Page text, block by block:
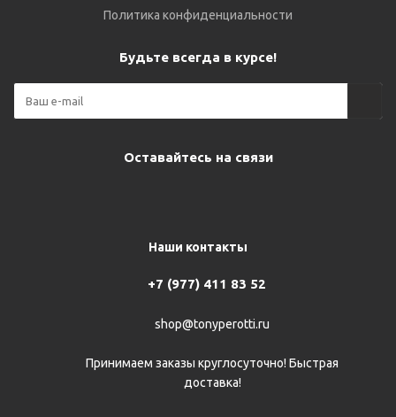
Политика конфиденциальности
Будьте всегда в курсе!
Оставайтесь на связи
Наши контакты
+7 (977) 411 83 52
shop@tonyperotti.ru
Принимаем заказы круглосуточно! Быстрая
доставка!